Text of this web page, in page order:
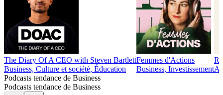
The Diary Of A CEO with Steven Bartlett
Business, Culture et société, Éducation
Femmes d'Actions
Business, Investissement
Podcasts tendance de Business
Podcasts tendance de Business